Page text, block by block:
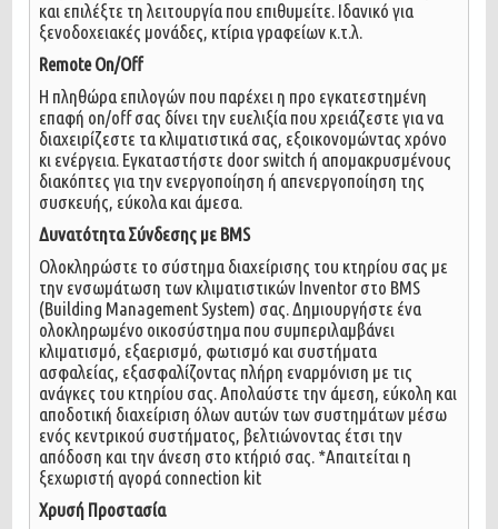
και επιλέξτε τη λειτουργία που επιθυμείτε. Ιδανικό για
ξενοδοχειακές μονάδες, κτίρια γραφείων κ.τ.λ.
Remote On/Off
Η πληθώρα επιλογών που παρέχει η προ εγκατεστημένη
επαφή on/off σας δίνει την ευελιξία που χρειάζεστε για να
διαχειρίζεστε τα κλιματιστικά σας, εξοικονομώντας χρόνο
κι ενέργεια. Εγκαταστήστε door switch ή απομακρυσμένους
διακόπτες για την ενεργοποίηση ή απενεργοποίηση της
συσκευής, εύκολα και άμεσα.
Δυνατότητα Σύνδεσης με BMS
Ολοκληρώστε το σύστημα διαχείρισης του κτηρίου σας με
την ενσωμάτωση των κλιματιστικών Inventor στο BMS
(Building Management System) σας. Δημιουργήστε ένα
ολοκληρωμένο οικοσύστημα που συμπεριλαμβάνει
κλιματισμό, εξαερισμό, φωτισμό και συστήματα
ασφαλείας, εξασφαλίζοντας πλήρη εναρμόνιση με τις
ανάγκες του κτηρίου σας. Απολαύστε την άμεση, εύκολη και
αποδοτική διαχείριση όλων αυτών των συστημάτων μέσω
ενός κεντρικού συστήματος, βελτιώνοντας έτσι την
απόδοση και την άνεση στο κτήριό σας. *Απαιτείται η
ξεχωριστή αγορά connection kit
Χρυσή Προστασία